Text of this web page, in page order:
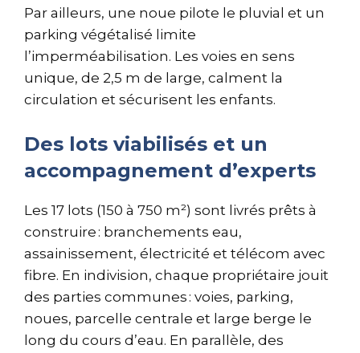
Par ailleurs, une noue pilote le pluvial et un
parking végétalisé limite
l’imperméabilisation. Les voies en sens
unique, de 2,5 m de large, calment la
circulation et sécurisent les enfants.
Des lots viabilisés et un
accompagnement d’experts
Les 17 lots (150 à 750 m²) sont livrés prêts à
construire : branchements eau,
assainissement, électricité et télécom avec
fibre. En indivision, chaque propriétaire jouit
des parties communes : voies, parking,
noues, parcelle centrale et large berge le
long du cours d’eau. En parallèle, des